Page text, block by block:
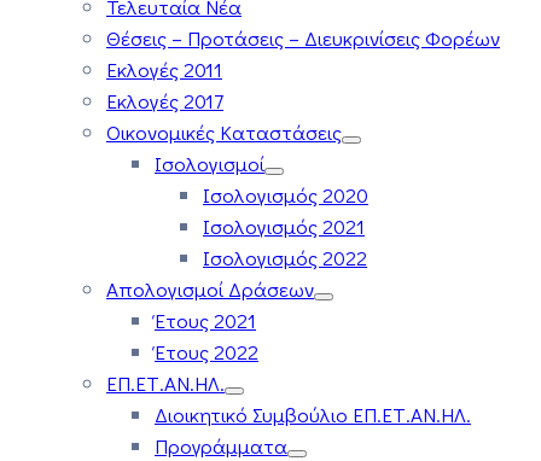
Τελευταία Νέα
Θέσεις – Προτάσεις – Διευκρινίσεις Φορέων
Εκλογές 2011
Εκλογές 2017
Οικονομικές Καταστάσεις
Ισολογισμοί
Ισολογισμός 2020
Ισολογισμός 2021
Ισολογισμός 2022
Απολογισμοί Δράσεων
Έτους 2021
Έτους 2022
ΕΠ.ΕΤ.ΑΝ.ΗΛ.
Διοικητικό Συμβούλιο ΕΠ.ΕΤ.ΑΝ.ΗΛ.
Προγράμματα